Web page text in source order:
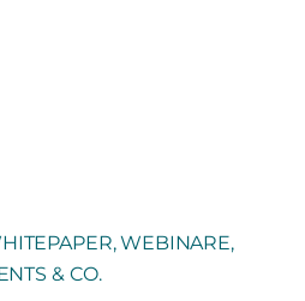
WEBINARE,
& CO.